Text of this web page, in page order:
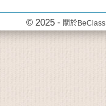
© 2025 - 關於BeClass